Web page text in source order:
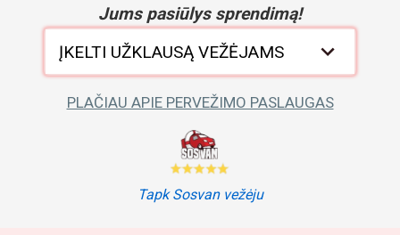
Jums pasiūlys sprendimą!
ĮKELTI UŽKLAUSĄ VEŽĖJAMS
PLAČIAU APIE PERVEŽIMO PASLAUGAS
Tapk Sosvan vežėju